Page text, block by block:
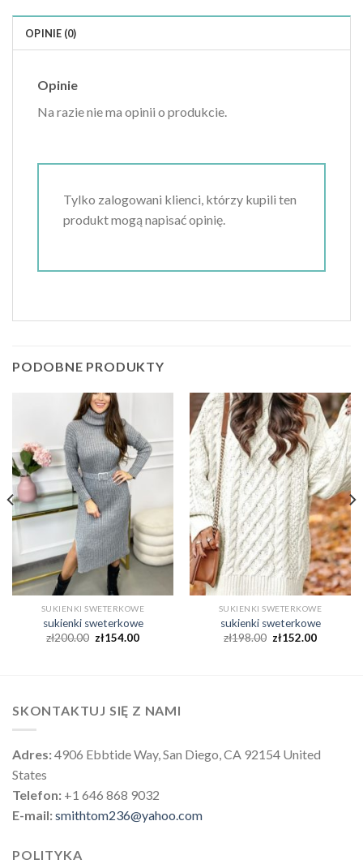
OPINIE (0)
Opinie
Na razie nie ma opinii o produkcie.
Tylko zalogowani klienci, którzy kupili ten
produkt mogą napisać opinię.
PODOBNE PRODUKTY
SUKIENKI SWETERKOWE
sukienki sweterkowe
zł200.00 zł154.00
SUKIENKI SWETERKOWE
sukienki sweterkowe
zł198.00 zł152.00
SKONTAKTUJ SIĘ Z NAMI
Adres:4906 Ebbtide Way, San Diego, CA 92154 United
States
Telefon: +1 646 868 9032
E-mail:smithtom236@yahoo.com
POLITYKA